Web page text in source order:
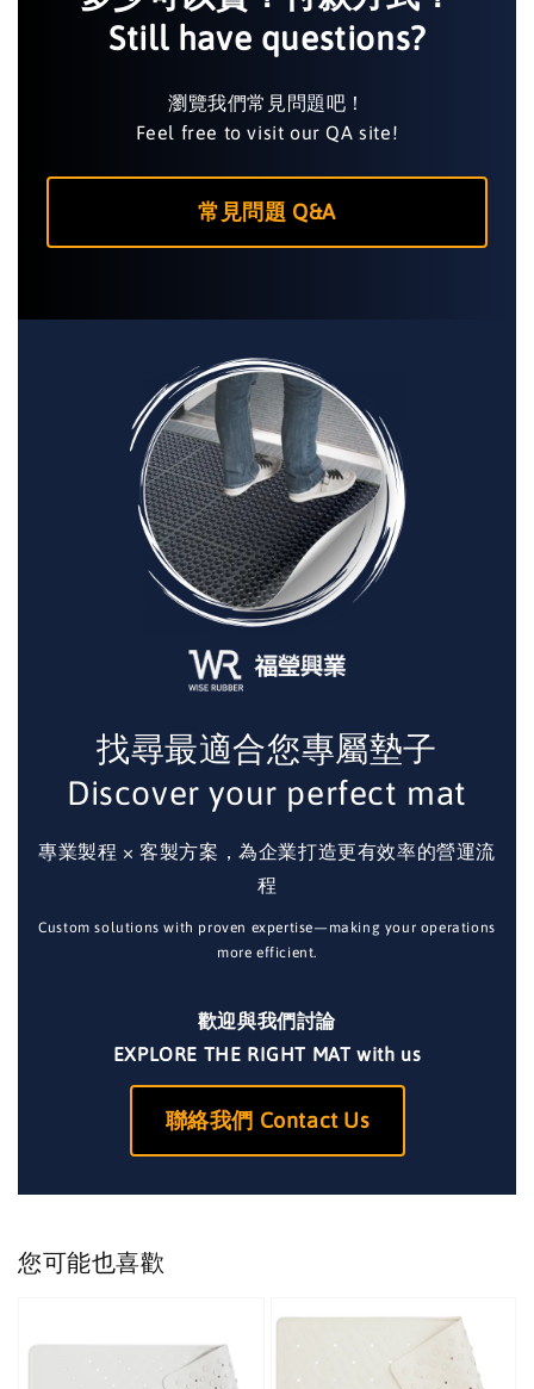
Still have questions?
瀏覽我們常見問題吧！
Feel free to visit our QA site!
常見問題 Q&A
找尋最適合您專屬墊子
Discover your perfect mat
專業製程 × 客製方案，為企業打造更有效率的營運流
程
Custom solutions with proven expertise—making your operations
more efficient.
歡迎與我們討論
EXPLORE THE RIGHT MAT with us
聯絡我們 Contact Us
您可能也喜歡